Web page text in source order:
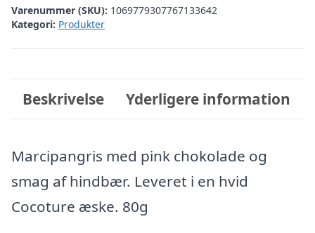
Varenummer (SKU): 1069779307767133642
Kategori: Produkter
Beskrivelse Yderligere information
Marcipangris med pink chokolade og
smag af hindbær. Leveret i en hvid
Cocoture æske. 80g